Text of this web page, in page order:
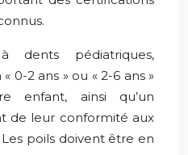
dents pédiatriques,
0-2 ans » ou « 2-6 ans »
enfant, ainsi qu’un
de leur conformité aux
poils doivent être en